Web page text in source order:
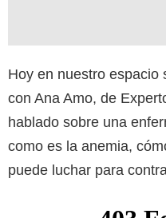
Hoy en nuestro espacio
con Ana Amo, de
hablado sobre una
como es la anemia,
puede luchar para